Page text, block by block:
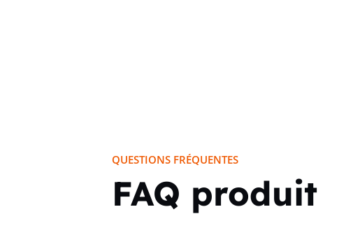
QUESTIONS FRÉQUENTES
FAQ produit